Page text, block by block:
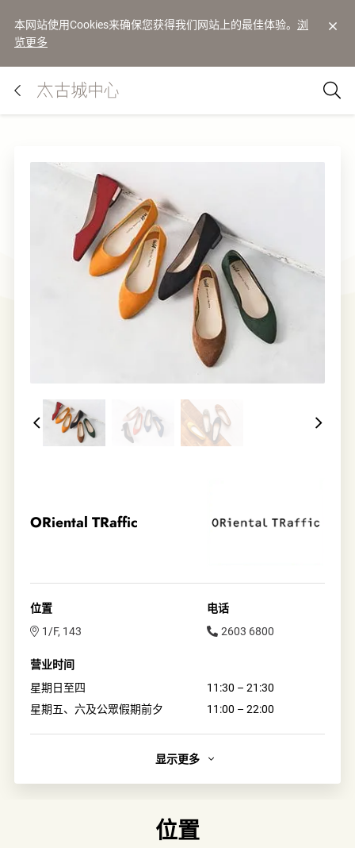
本网站使用Cookies来确保您获得我们网站上的最佳体验。 浏
览更多
ORiental TRaffic
位置
1/F, 143
电话
2603 6800
营业时间
星期日至四
11:30 – 21:30
星期五、六及公眾假期前夕
11:00 – 22:00
日本人气品牌ORiental TRaffic坚持制造除了时尚，还要好穿
及耐穿的鞋子；更将鞋款尺码扩充至33-43！无论大尺码或小
显示更多
位置